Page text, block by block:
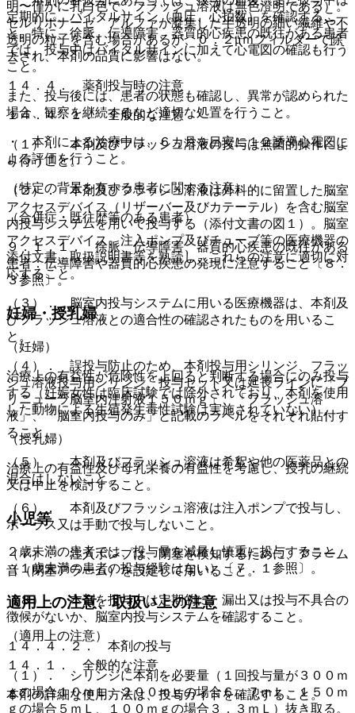
明〜僅かに乳白色で、フラッシュ溶液は無色澄明である）。
セルリポナーゼ アルファが凝集した半透明の細い繊維や不
透明の粒子を含む場合があるが、０．２μｍフィルターで除
去され、本剤の品質に影響はない。
１４．４． 薬剤投与時の注意
１４．４．１． 全般的な注意
（１）． 本剤及びフラッシュ溶液の投与は無菌的操作によ
り行うこと。
（２）． 本剤及びフラッシュ溶液は外科的に留置した脳室
アクセスデバイス（リザーバー及びカテーテル）を含む脳室
内投与システムを用いて投与する（添付文書の図１）。脳室
アクセスデバイス、注入ポンプ及びチューブ等の医療機器の
添付文書、取扱説明書等を熟読し、これらの注意に適切に対
応すること。
（３）． 脳室内投与システムに用いる医療機器は、本剤及
びフラッシュ溶液との適合性の確認されたものを用いるこ
と。
（４）． 誤投与防止のため、本剤投与用シリンジ、フラッ
シュ溶液投与用シリンジ、投与セット又は延長ラインに「ブ
リニューラ脳室内注射液１５０ｍｇ」、「フラッシュ溶
液」、「脳室内投与のみ」と記載のラベルをそれぞれ貼付す
ること。
（５）． 本剤及びフラッシュ溶液は希釈や他の医薬品との
混合はしないこと。
（６）． 本剤及びフラッシュ溶液は注入ポンプで投与し、
ボーラス又は手動で投与しないこと。
（７）． 注入ポンプは、閉塞を検知するために、アラーム
音（閉塞アラーム）を設定して用いること。
（８）． 本剤を投与中は定期的に、漏出又は投与不具合の
徴候がないか、脳室内投与システムを確認すること。
１４．４．２． 本剤の投与
（１）． シリンジに本剤を必要量（１回投与量が３００ｍ
ｇの場合１０ｍＬ、２００ｍｇの場合６．７ｍＬ、１５０ｍ
ｇの場合５ｍＬ、１００ｍｇの場合３．３ｍＬ）抜き取る。
定期的に、バイタルサイン（血圧、心拍数）を確認するこ
と。特に、徐脈、伝導障害、器質的心疾患の既往がある患者
では、投与中はバイタルサインに加えて心電図の確認も行う
こと。
また、投与後には、患者の状態も確認し、異常が認められた
場合、観察を継続するなど適切な処置を行うこと。
・ 本剤による治療中は、６カ月を目安に１２誘導心電図に
よる評価を行うこと。
（特定の背景を有する患者に関する注意）
（合併症・既往歴等のある患者）
９．１．１． 徐脈、伝導障害、器質的心疾患の既往がある
患者：伝導障害や器質的心疾患の発現に注意すること〔８．
３参照〕。
妊婦・授乳婦
（妊婦）
治療上の有益性が危険性を上回ると判断する場合にのみ投与
する（妊娠女性は臨床試験では除外されており、本剤を使用
した動物による生殖発生毒性試験は実施されていない）。
（授乳婦）
治療上の有益性及び母乳栄養の有益性を考慮し、授乳の継続
又は中止を検討すること。
小児等
２歳未満の患者では、投与量を減量し慎重に投与すること
（１歳未満の患者の投与経験はない）〔７．１参照〕。
適用上の注意、取扱い上の注意
（適用上の注意）
１４．１． 全般的な注意
本剤の詳細な使用方法は、投与ガイドを確認すること。